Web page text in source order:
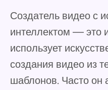
Создатель видео с
интеллектом — это
использует
создания видео из
шаблонов. Часто он